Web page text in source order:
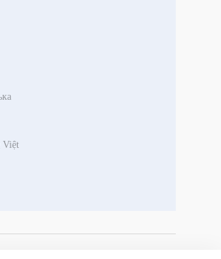
Việt